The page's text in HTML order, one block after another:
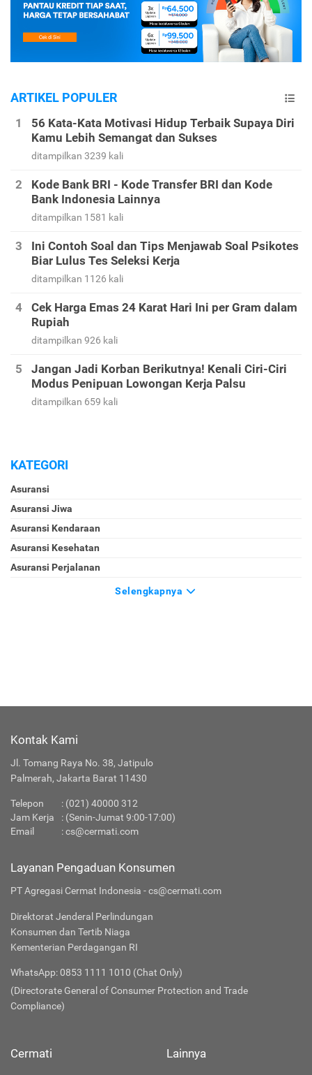
ARTIKEL POPULER
56 Kata-Kata Motivasi Hidup Terbaik Supaya Diri
Kamu Lebih Semangat dan Sukses
ditampilkan 3239 kali
Kode Bank BRI - Kode Transfer BRI dan Kode
Bank Indonesia Lainnya
ditampilkan 1581 kali
Ini Contoh Soal dan Tips Menjawab Soal Psikotes
Biar Lulus Tes Seleksi Kerja
ditampilkan 1126 kali
Cek Harga Emas 24 Karat Hari Ini per Gram dalam
Rupiah
ditampilkan 926 kali
Jangan Jadi Korban Berikutnya! Kenali Ciri-Ciri
Modus Penipuan Lowongan Kerja Palsu
ditampilkan 659 kali
KATEGORI
Asuransi
Asuransi Jiwa
Asuransi Kendaraan
Asuransi Kesehatan
Asuransi Perjalanan
Selengkapnya
Kontak Kami
Jl. Tomang Raya No. 38, Jatipulo
Palmerah, Jakarta Barat 11430
Telepon : (021) 40000 312
Jam Kerja
: (Senin-Jumat 9:00-17:00)
Email
:cs@cermati.com
Layanan Pengaduan Konsumen
PT Agregasi Cermat Indonesia - cs@cermati.com
Direktorat Jenderal Perlindungan
Konsumen dan Tertib Niaga
Kementerian Perdagangan RI
WhatsApp: 0853 1111 1010 (Chat Only)
(Directorate General of Consumer Protection and Trade
Compliance)
Cermati Lainnya